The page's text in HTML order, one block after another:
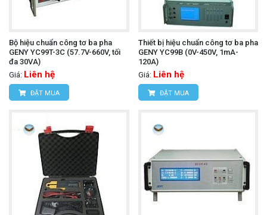
Bộ hiệu chuẩn công tơ ba pha
GENY YC99T-3C (57.7V-660V, tối
đa 30VA)
Giá: Liên hệ
ĐẶT MUA
Thiết bị hiệu chuẩn công tơ ba pha
GENY YC99B (0V-450V, 1mA-
120A)
Giá: Liên hệ
ĐẶT MUA